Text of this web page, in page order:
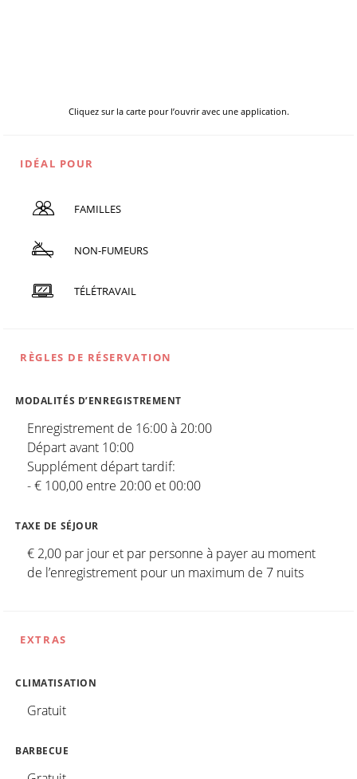
Cliquez sur la carte pour l’ouvrir avec une application.
IDÉAL POUR
FAMILLES
NON-FUMEURS
TÉLÉTRAVAIL
RÈGLES DE RÉSERVATION
MODALITÉS D’ENREGISTREMENT
Enregistrement de 16:00 à 20:00
Départ avant 10:00
Supplément départ tardif:
- € 100,00 entre 20:00 et 00:00
TAXE DE SÉJOUR
€ 2,00 par jour et par personne à payer au moment
de l’enregistrement pour un maximum de 7 nuits
EXTRAS
CLIMATISATION
Gratuit
BARBECUE